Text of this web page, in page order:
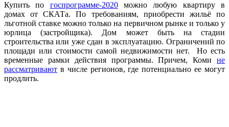
Купить по госпрограмме-2020можно любую квартиру в
домах от СКАТа. По требованиям, приобрести жильё по
льготной ставке можно только на первичном рынке и только у
юрлица (застройщика). Дом может быть на стадии
строительства или уже сдан в эксплуатацию. Ограничений по
площади или стоимости самой недвижимости нет. Но есть
временные рамки действия программы. Причем, Коми не
рассматривают в числе регионов, где потенциально ее могут
продлить.